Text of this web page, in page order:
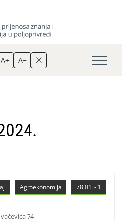
A+ A−
78.01. - 1
Agroekonomija
74